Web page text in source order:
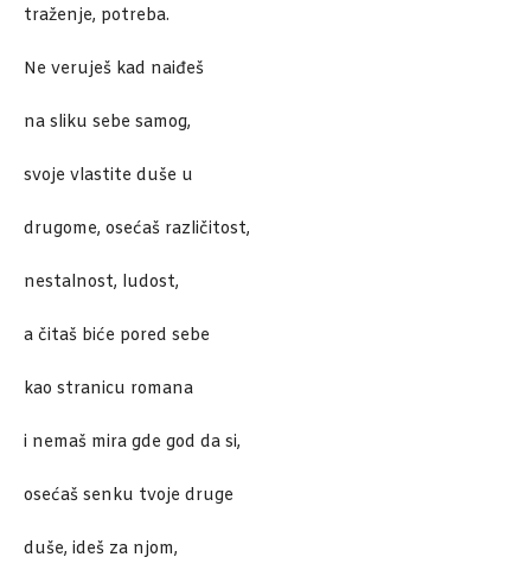
traženje, potreba.
Ne veruješ kad naiđeš
na sliku sebe samog,
svoje vlastite duše u
drugome, osećaš različitost,
nestalnost, ludost,
a čitaš biće pored sebe
kao stranicu romana
i nemaš mira gde god da si,
osećaš senku tvoje druge
duše, ideš za njom,